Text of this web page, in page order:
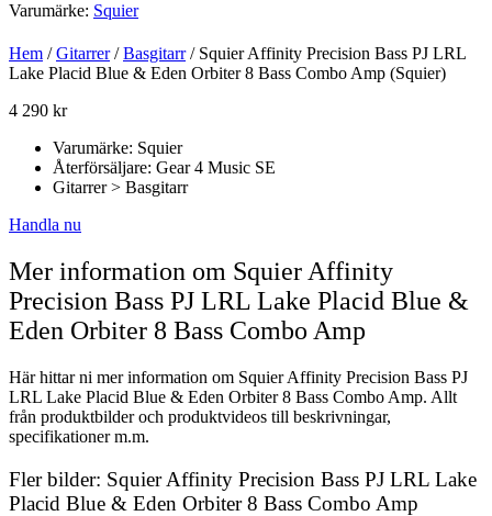
Varumärke: Squier
Hem /Gitarrer/Basgitarr/ Squier Affinity Precision Bass PJ LRL
Lake Placid Blue & Eden Orbiter 8 Bass Combo Amp (Squier)
4 290 kr
Varumärke: Squier
Återförsäljare: Gear 4 Music SE
Gitarrer > Basgitarr
Handla nu
Mer information om Squier Affinity
Precision Bass PJ LRL Lake Placid Blue &
Eden Orbiter 8 Bass Combo Amp
Här hittar ni mer information om Squier Affinity Precision Bass PJ
LRL Lake Placid Blue & Eden Orbiter 8 Bass Combo Amp. Allt
från produktbilder och produktvideos till beskrivningar,
specifikationer m.m.
Fler bilder: Squier Affinity Precision Bass PJ LRL Lake
Placid Blue & Eden Orbiter 8 Bass Combo Amp